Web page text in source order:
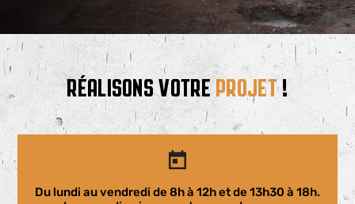
RÉALISONS VOTREPROJET!
Du lundi au vendredi de 8h à 12h et de 13h30 à 18h.